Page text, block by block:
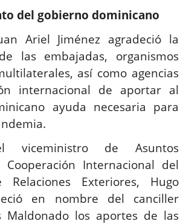
del gobierno dominicano
Ariel Jiménez agradeció la
las embajadas, organismos
así como agencias
internacional de aportar al
ayuda necesaria para
viceministro de Asuntos
Cooperación Internacional del
Relaciones Exteriores, Hugo
en nombre del canciller
Maldonado los aportes de las